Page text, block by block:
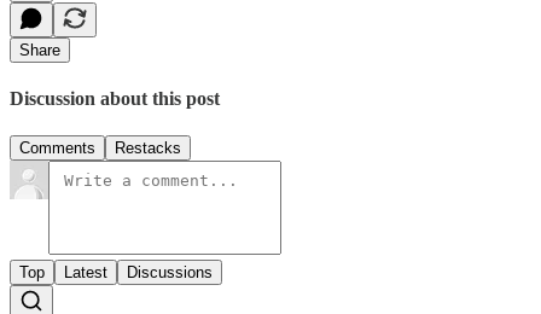
Share
Discussion about this post
Comments Restacks
Top Latest Discussions